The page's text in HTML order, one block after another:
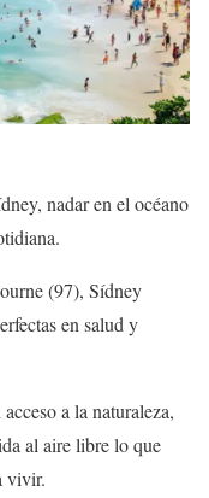
nadar en el océano
(97), Sídney
en salud y
a la naturaleza,
al aire libre lo que
vivir.